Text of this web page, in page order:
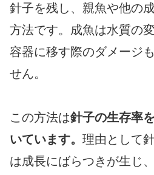
針子を残し、親魚や他の
方法です。成魚は水質の
容器に移す際のダメージ
せん。
この方法は針子の生存率
いています。 理由として
は成長にばらつきが生じ